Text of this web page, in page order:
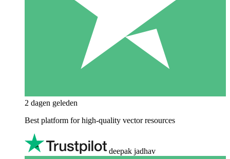
2 dagen geleden
Best platform for high-quality vector resources
deepak jadhav